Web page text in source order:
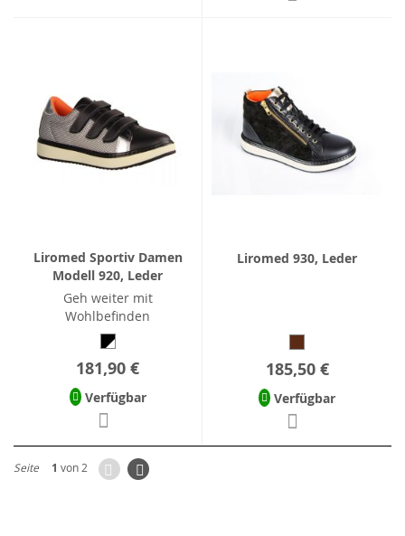
Liromed Sportiv Damen
Modell 920, Leder
Geh weiter mit
Wohlbefinden
181,90 €
Verfügbar
Liromed 930, Leder
185,50 €
Verfügbar
Seite 1 von 2 ZurückSeite
Weiter